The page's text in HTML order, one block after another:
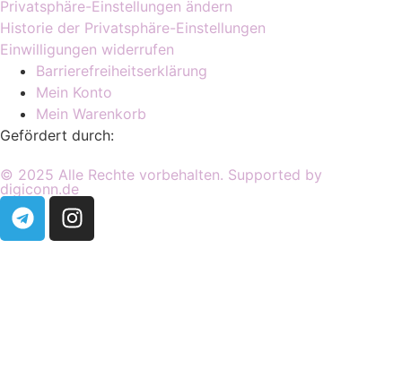
Privatsphäre-Einstellungen ändern
Historie der Privatsphäre-Einstellungen
Einwilligungen widerrufen
Barrierefreiheitserklärung
Mein Konto
Mein Warenkorb
Gefördert durch:
© 2025 Alle Rechte vorbehalten. Supported by
digiconn.de